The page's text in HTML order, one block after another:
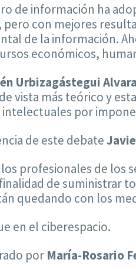
de información ha
con mejores
de la información.
económicos,
Urbizagástegui
vista más teórico y
intelectuales por
de este debate
profesionales de los
de suministrar
quedando con los
en el ciberespacio.
por María-Rosario